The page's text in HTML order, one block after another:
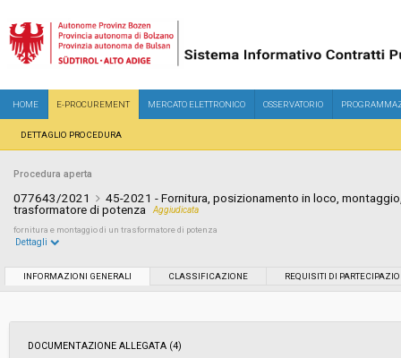
HOME E-PROCUREMENT MERCATO ELETTRONICO OSSERVATORIO
DETTAGLIO PROCEDURA
Procedura aperta
077643/2021
45-2021 - Fornitura, posizionamento in loco,
trasformatore di potenza
Aggiudicata
fornitura e montaggio di un trasformatore di potenza
Servizi sociali:
Dettagli
INFORMAZIONI GENERALI CLASSIFICAZIONE REQUISITI DI
DOCUMENTAZIONE ALLEGATA (4)